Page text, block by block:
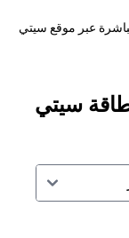
مباشرة عبر موقع سيتي
سيتي